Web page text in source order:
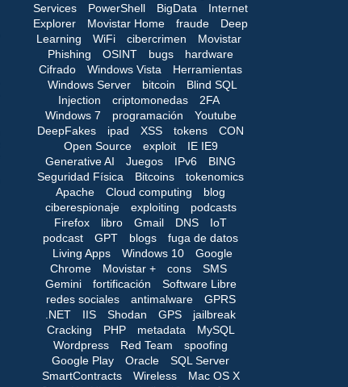
Services
PowerShell BigData
Internet
Explorer
Movistar Home fraude
Deep
Learning
WiFi cibercrimen
Movistar
Phishing
OSINT bugs
hardware
Cifrado
Windows Vista
Herramientas
Windows Server
bitcoin
Blind SQL
Injection
criptomonedas
2FA
Windows 7
programación
Youtube
DeepFakes
ipad XSS tokens
CON
Open Source
exploit
IE IE9
Generative AI
Juegos IPv6
BING
Seguridad Física
Bitcoins
tokenomics
Apache
Cloud computing
blog
ciberespionaje
exploiting
podcasts
Firefox
libro Gmail DNS
IoT
podcast
GPT blogs
fuga de datos
Living Apps
Windows 10
Google
Chrome
Movistar + cons
SMS
Gemini
fortificación
Software Libre
redes sociales
antimalware
GPRS
.NET
IIS Shodan GPS
jailbreak
Cracking
PHP metadata
MySQL
Wordpress
Red Team
spoofing
Google Play
Oracle
SQL Server
SmartContracts
Wireless
Mac OS X